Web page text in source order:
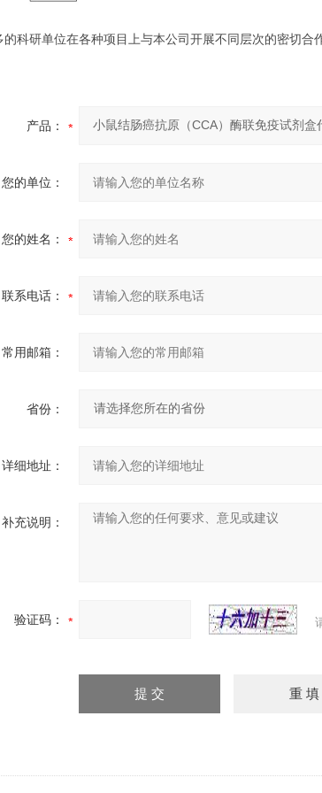
的科研单位在各种项目上与本公司开展不同层次的密切合
产品：
您的单位：
您的姓名：
联系电话：
常用邮箱：
省份：
详细地址：
补充说明：
验证码：